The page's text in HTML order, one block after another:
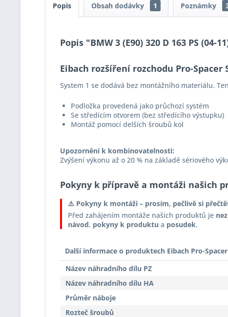
Popis Obsah dodávky 1 Poznámky
Popis "BMW 3 (E90) 320 D 163 PS
Eibach rozšíření rozchodu Pro-Spacer
System 1 se dodává bez montážního materiálu.
Podložka provedená jako průchozí systém
Se středícím otvorem (bez středícího výstupku)
Montáž pomocí delších šroubů kol
Upozornění k kombinovatelnosti:
Zvýšení výkonu až o 20 % na základě sériového
Pokyny k přípravě a montáži našich
⚠️ Pokyny k montáži – prosím, pečlivě si
Před zahájením montáže našich produktů je
návod, pokyny k produktu a posudek.
Další informace o produktech Eibach Pro-
Název náhradního dílu PZ
Název náhradního dílu HA
Průměr náboje
Rozteč šroubů